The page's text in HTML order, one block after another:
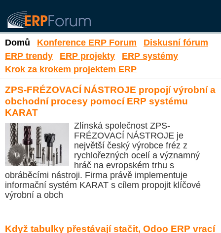
Domů Konference ERP Forum
Diskusní fórum
ERP trendy
ERP projekty
ERP systémy
Krok za krokem projektem ERP
ZPS-FRÉZOVACÍ NÁSTROJE propojí výrobní a
obchodní procesy pomocí ERP systému
KARAT
Zlínská společnost ZPS-
FRÉZOVACÍ NÁSTROJE je
největší český výrobce fréz z
rychlořezných ocelí a významný
hráč na evropském trhu s
obráběcími nástroji. Firma právě implementuje
informační systém KARAT s cílem propojit klíčové
výrobní a obch
Když tabulky přestávají stačit, Odoo ERP vrací